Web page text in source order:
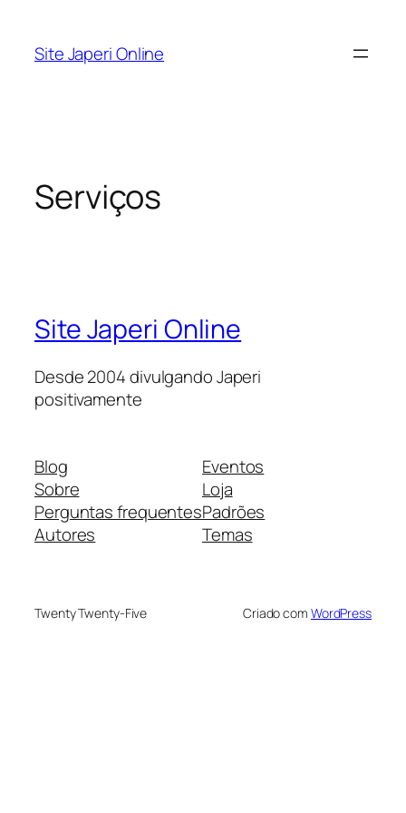
Site Japeri Online
Serviços
Site Japeri Online
Desde 2004 divulgando Japeri
positivamente
Blog
Sobre
Perguntas frequentes
Autores
Eventos
Loja
Padrões
Temas
Twenty Twenty-Five Criado com WordPress